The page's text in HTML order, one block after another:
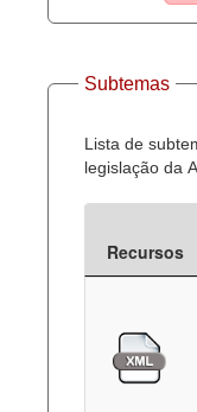
Subtemas
Lista de
legislação da
Recursos